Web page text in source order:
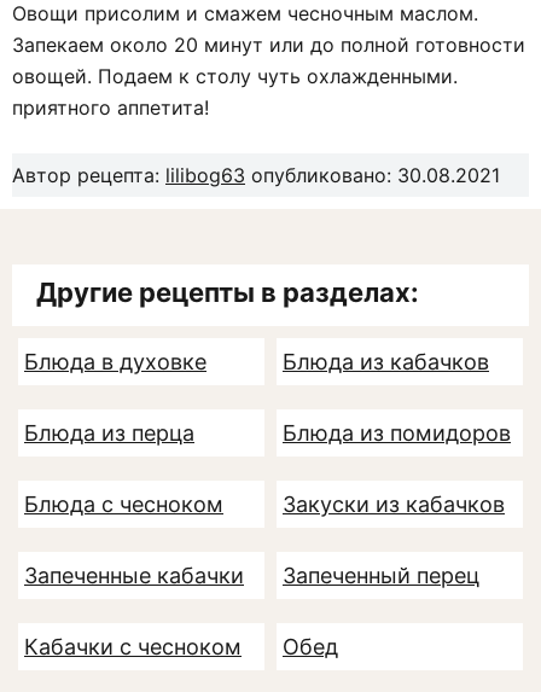
Овощи присолим и смажем чесночным маслом.
Запекаем около 20 минут или до полной готовности
овощей. Подаем к столу чуть охлажденными.
приятного аппетита!
Автор рецепта: lilibog63 опубликовано: 30.08.2021
Другие рецепты в разделах:
Блюда в духовке Блюда из кабачков
Блюда из перца Блюда из помидоров
Блюда с чесноком Закуски из кабачков
Запеченные кабачки Запеченный перец
Кабачки с чесноком Обед